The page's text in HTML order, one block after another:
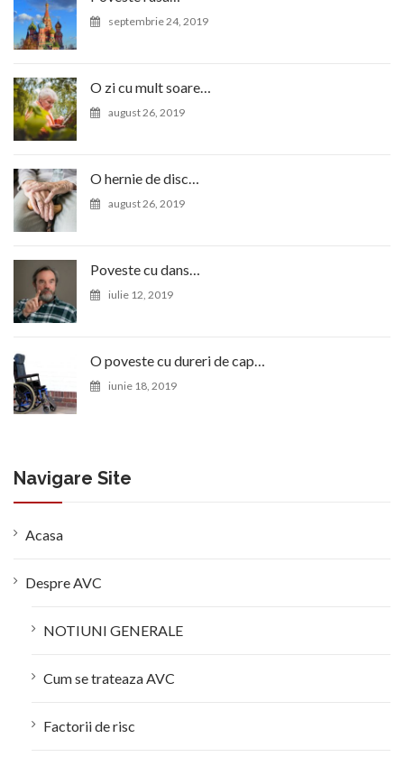
septembrie 24, 2019
O zi cu mult soare…
august 26, 2019
O hernie de disc…
august 26, 2019
Poveste cu dans…
iulie 12, 2019
O poveste cu dureri de cap…
iunie 18, 2019
Navigare Site
Acasa
Despre AVC
NOTIUNI GENERALE
Cum se trateaza AVC
Factorii de risc